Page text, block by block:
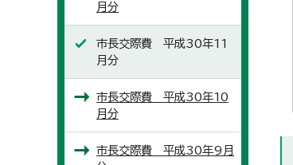
月分
市長交際費 平成30年11
月分
市長交際費 平成30年10
月分
市長交際費 平成30年9月